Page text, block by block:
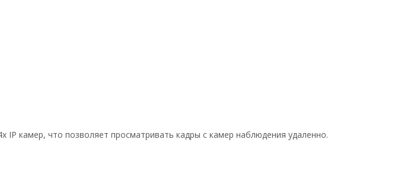
камер, что позволяет просматривать кадры с камер наблюдения удаленно.